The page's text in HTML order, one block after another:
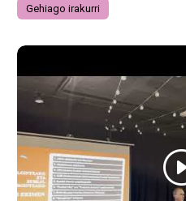
Gehiago irakurri